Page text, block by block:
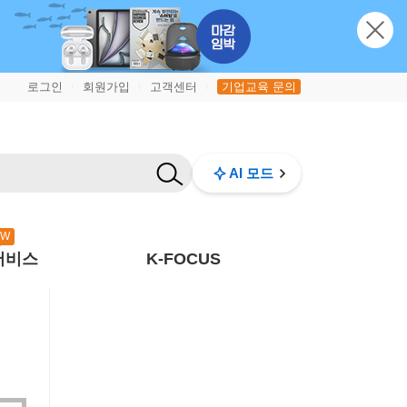
로그인 회원가입 고객센터 기업교육 문의
AI 모드
비스 K-FOCUS